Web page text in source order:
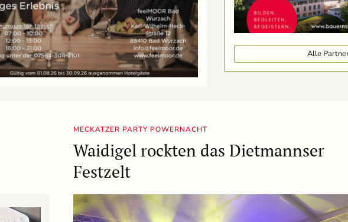
Alle
MECKATZER PARTY POWERNACHT
Waidigel rockten das Dietmannser
Festzelt